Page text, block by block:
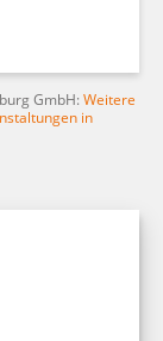
GmbH:Weitere
in